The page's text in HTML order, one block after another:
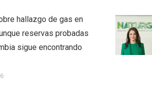
hallazgo de gas en
reservas probadas
sigue encontrando